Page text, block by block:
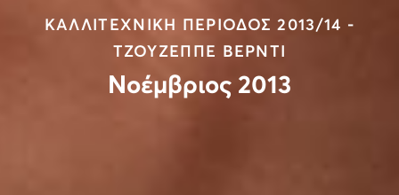
ΚΑΛΛΙΤΕΧΝΙΚΗ ΠΕΡΙΟΔΟΣ 2013/14 -
ΤΖΟΥΖΕΠΠΕ ΒΕΡΝΤΙ
Νοέμβριος 2013